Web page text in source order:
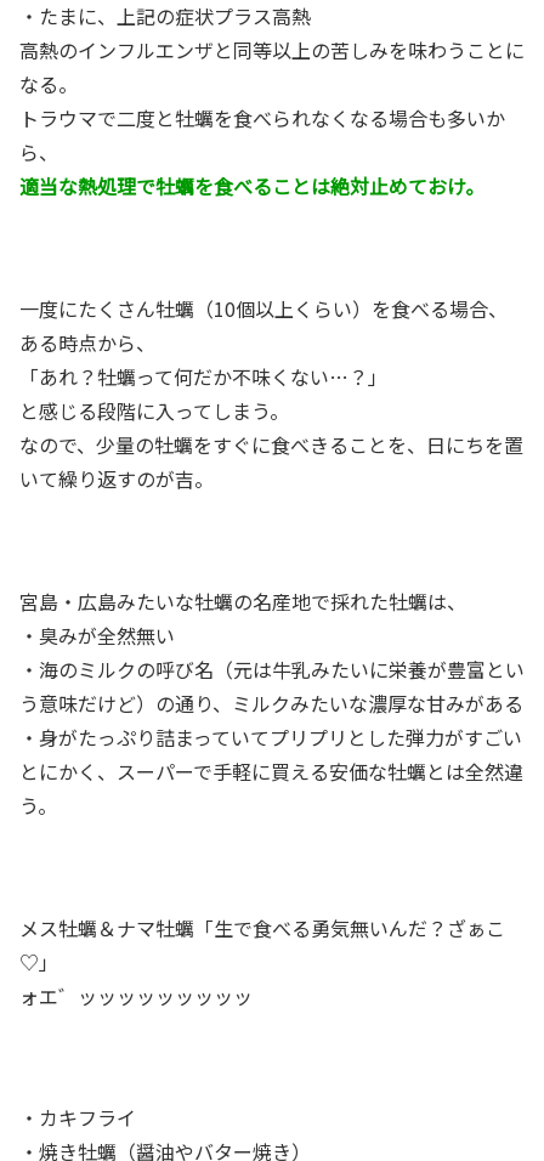
・たまに、上記の症状プラス高熱
高熱のインフルエンザと同等以上の苦しみを味わうことに
なる。
トラウマで二度と牡蠣を食べられなくなる場合も多いか
ら、
適当な熱処理で牡蠣を食べることは絶対止めておけ。
一度にたくさん牡蠣（10個以上くらい）を食べる場合、
ある時点から、
「あれ？牡蠣って何だか不味くない…？」
と感じる段階に入ってしまう。
なので、少量の牡蠣をすぐに食べきることを、日にちを置
いて繰り返すのが吉。
宮島・広島みたいな牡蠣の名産地で採れた牡蠣は、
・臭みが全然無い
・海のミルクの呼び名（元は牛乳みたいに栄養が豊富とい
う意味だけど）の通り、ミルクみたいな濃厚な甘みがある
・身がたっぷり詰まっていてプリプリとした弾力がすごい
とにかく、スーパーで手軽に買える安価な牡蠣とは全然違
う。
メス牡蠣＆ナマ牡蠣「生で食べる勇気無いんだ？ざぁこ
♡」
ォエ゛ッッッッッッッッッ
・カキフライ
・焼き牡蠣（醤油やバター焼き）